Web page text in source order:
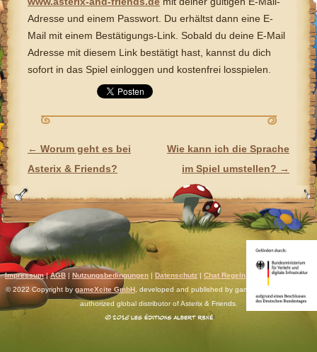
Adresse und einem Passwort. Du erhältst dann eine E-
Mail mit einem Bestätigungs-Link. Sobald du deine E-Mail
Adresse mit diesem Link bestätigt hast, kannst du dich
sofort in das Spiel einloggen und kostenfrei losspielen.
ARTIKEL-NAVIGATION
← Worum geht es bei
Asterix & Friends?
Wie kann ich die Sprache
im Spiel umstellen? →
Impressum|AGB | Nutzungsbedingungen | Datenschutz | Chat Regeln Support|Discord
© 2022 Copyright by gameXcite GmbH , developed and published by gameXcite. Xsolla is an
authorized global distributor of Asterix & Friends.